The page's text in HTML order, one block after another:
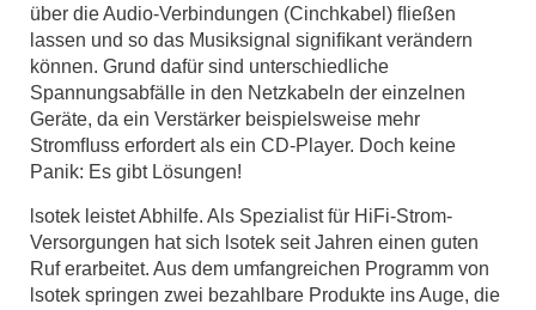
über die Audio-Verbindungen (Cinchkabel) ﬂießen
lassen und so das Musiksignal signiﬁkant verändern
können. Grund dafür sind unterschiedliche
Spannungsabfälle in den Netzkabeln der einzelnen
Geräte, da ein Verstärker beispielsweise mehr
Stromﬂuss erfordert als ein CD-Player. Doch keine
Panik: Es gibt Lösungen!
lsotek leistet Abhilfe. Als Spezialist für HiFi-Strom-
Versorgungen hat sich lsotek seit Jahren einen guten
Ruf erarbeitet. Aus dem umfangreichen Programm von
lsotek springen zwei bezahlbare Produkte ins Auge, die